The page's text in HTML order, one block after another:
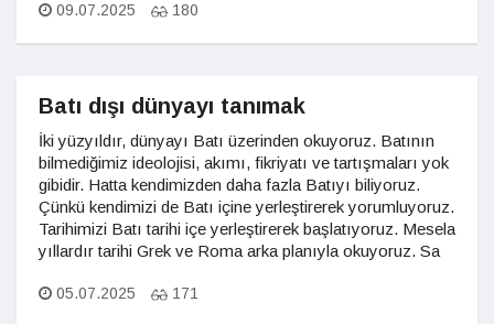
09.07.2025 180
Batı dışı dünyayı tanımak
İki yüzyıldır, dünyayı Batı üzerinden okuyoruz. Batının
bilmediğimiz ideolojisi, akımı, fikriyatı ve tartışmaları yok
gibidir. Hatta kendimizden daha fazla Batıyı biliyoruz.
Çünkü kendimizi de Batı içine yerleştirerek yorumluyoruz.
Tarihimizi Batı tarihi içe yerleştirerek başlatıyoruz. Mesela
yıllardır tarihi Grek ve Roma arka planıyla okuyoruz. Sa
05.07.2025 171